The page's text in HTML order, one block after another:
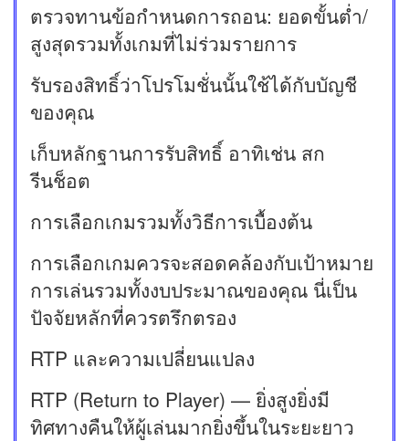
ตรวจทานข้อกำหนดการถอน: ยอดขั้นต่ำ/
สูงสุดรวมทั้งเกมที่ไม่ร่วมรายการ
รับรองสิทธิ์ว่าโปรโมชั่นนั้นใช้ได้กับบัญชี
ของคุณ
เก็บหลักฐานการรับสิทธิ์ อาทิเช่น สก
รีนช็อต
การเลือกเกมรวมทั้งวิธีการเบื้องต้น
การเลือกเกมควรจะสอดคล้องกับเป้าหมาย
การเล่นรวมทั้งงบประมาณของคุณ นี่เป็น
ปัจจัยหลักที่ควรตรึกตรอง
RTP และความเปลี่ยนแปลง
RTP (Return to Player) — ยิ่งสูงยิ่งมี
ทิศทางคืนให้ผู้เล่นมากยิ่งขึ้นในระยะยาว